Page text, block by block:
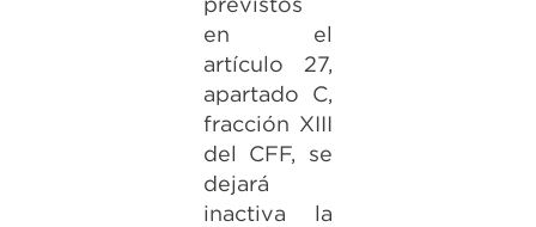
en el
artículo 27,
apartado C,
fracción XIII
del CFF, se
dejará
inactiva la